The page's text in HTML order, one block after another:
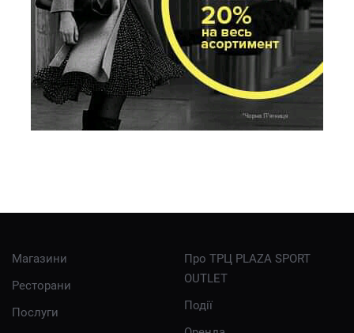
Магазини
Ресторани
Послуги
Про ТРЦ PLAZA SPORT
OUTLET
Події